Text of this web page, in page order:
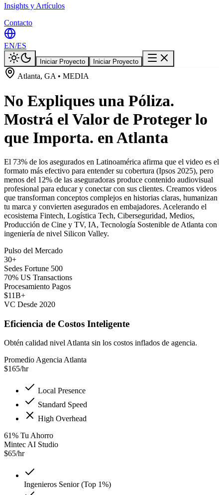
Insights y Artículos
Contacto
EN/ES
Iniciar Proyecto Iniciar Proyecto
Atlanta, GA • MEDIA
No Expliques una Póliza.
Mostrá el Valor de Proteger lo
que Importa. en Atlanta
El 73% de los asegurados en Latinoamérica afirma que el video es el
formato más efectivo para entender su cobertura (Ipsos 2025), pero
menos del 12% de las aseguradoras produce contenido audiovisual
profesional para educar y conectar con sus clientes. Creamos videos
que transforman conceptos complejos en historias claras, humanizan
tu marca y convierten asegurados en embajadores. Acelerando el
ecosistema Fintech, Logística Tech, Ciberseguridad, Medios,
Producción de Cine y TV, IA, Tecnología Sostenible de Atlanta con
ingeniería de nivel Silicon Valley.
Pulso del Mercado
30+
Sedes Fortune 500
70% US Transactions
Procesamiento Pagos
$11B+
VC Desde 2020
Eficiencia de Costos Inteligente
Obtén calidad nivel Atlanta sin los costos inflados de agencia.
Promedio Agencia Atlanta
$165/hr
Local Presence
Standard Speed
High Overhead
61% Tu Ahorro
Mintec AI Studio
$65/hr
Ingenieros Senior (Top 1%)